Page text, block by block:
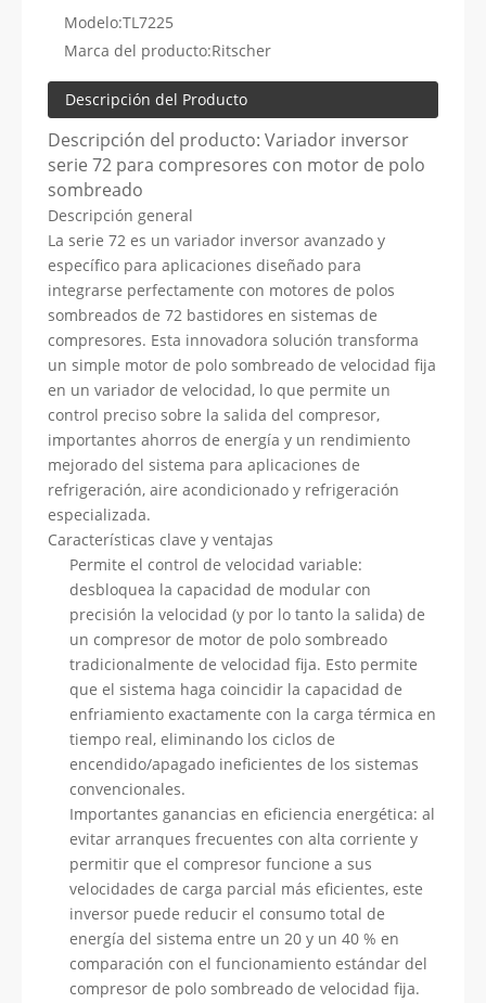
Modelo:TL7225
Marca del producto:Ritscher
Descripción del Producto
Descripción del producto: Variador inversor
serie 72 para compresores con motor de polo
sombreado
Descripción general
La serie 72 es un variador inversor avanzado y
específico para aplicaciones diseñado para
integrarse perfectamente con motores de polos
sombreados de 72 bastidores en sistemas de
compresores. Esta innovadora solución transforma
un simple motor de polo sombreado de velocidad fija
en un variador de velocidad, lo que permite un
control preciso sobre la salida del compresor,
importantes ahorros de energía y un rendimiento
mejorado del sistema para aplicaciones de
refrigeración, aire acondicionado y refrigeración
especializada.
Características clave y ventajas
Permite el control de velocidad variable:
desbloquea la capacidad de modular con
precisión la velocidad (y por lo tanto la salida) de
un compresor de motor de polo sombreado
tradicionalmente de velocidad fija. Esto permite
que el sistema haga coincidir la capacidad de
enfriamiento exactamente con la carga térmica en
tiempo real, eliminando los ciclos de
encendido/apagado ineficientes de los sistemas
convencionales.
Importantes ganancias en eficiencia energética: al
evitar arranques frecuentes con alta corriente y
permitir que el compresor funcione a sus
velocidades de carga parcial más eficientes, este
inversor puede reducir el consumo total de
energía del sistema entre un 20 y un 40 % en
comparación con el funcionamiento estándar del
compresor de polo sombreado de velocidad fija.